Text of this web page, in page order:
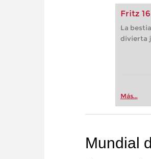
Fritz
La
divierta
Más...
Mundial